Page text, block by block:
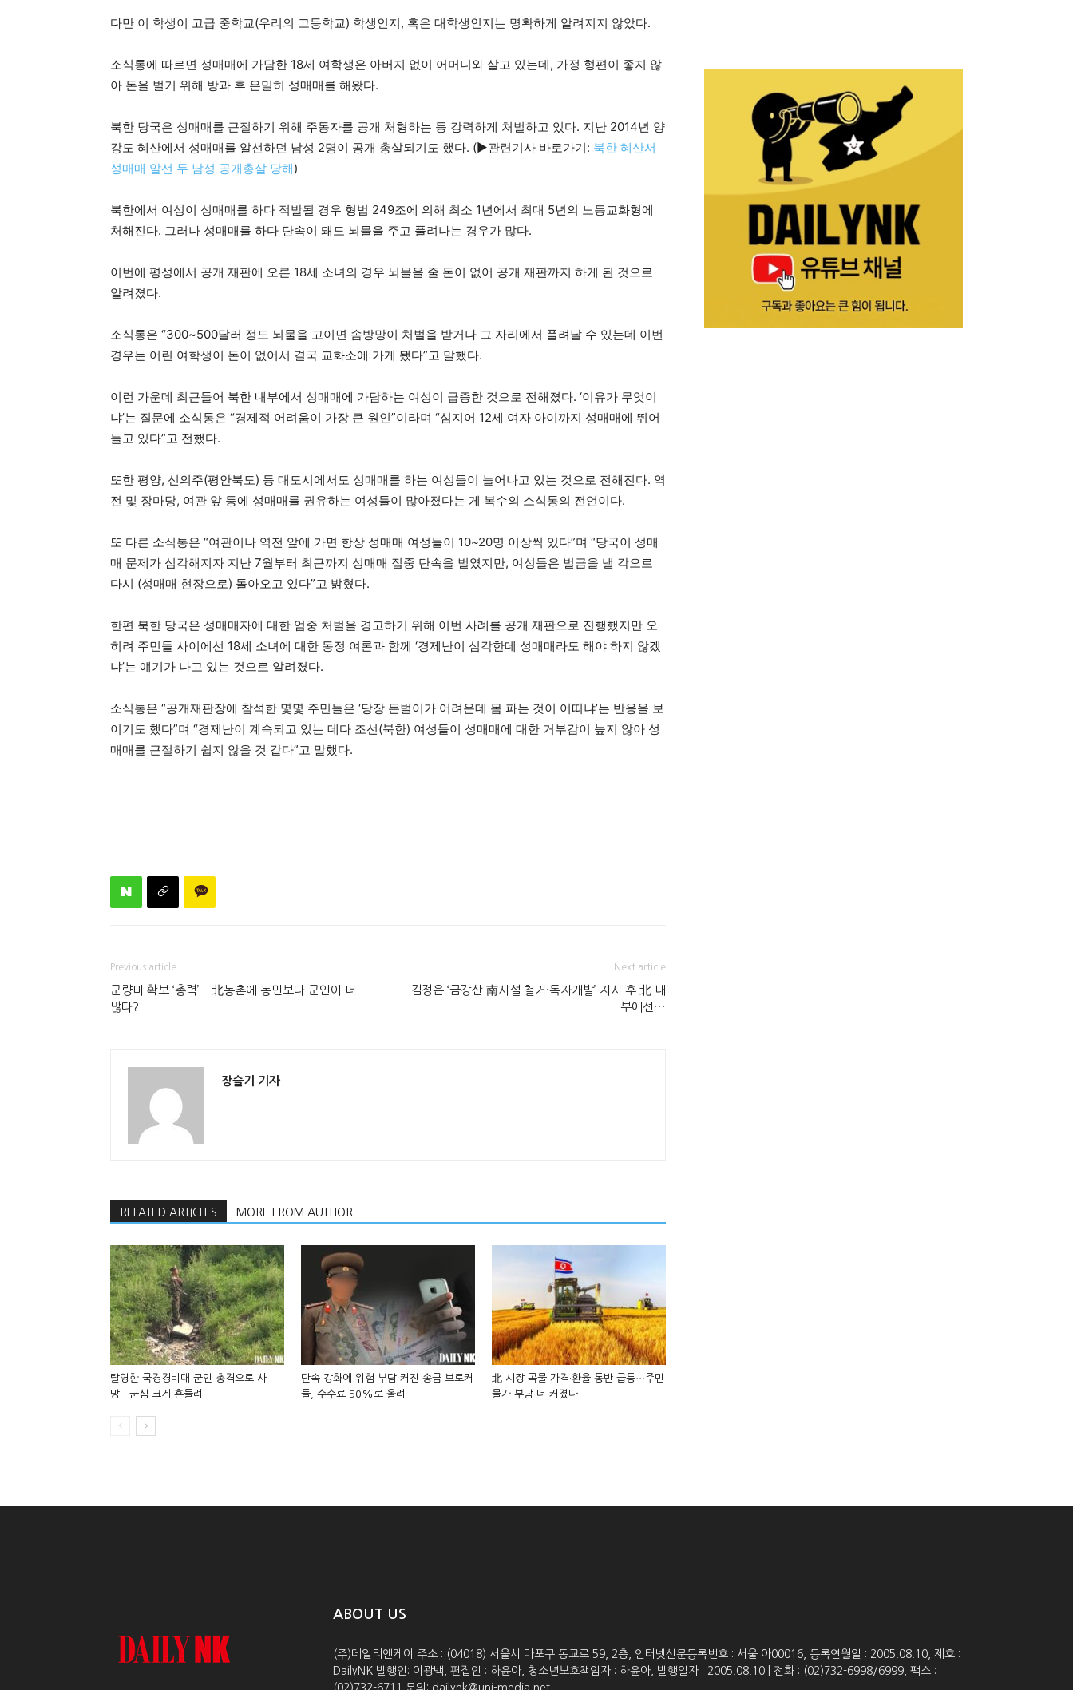
다만 이 학생이 고급 중학교(우리의 고등학교) 학생인지, 혹은 대학생인지는 명확하게 알려지지 않았다.
소식통에 따르면 성매매에 가담한 18세 여학생은 아버지 없이 어머니와 살고 있는데, 가정 형편이 좋지 않
아 돈을 벌기 위해 방과 후 은밀히 성매매를 해왔다.
북한 당국은 성매매를 근절하기 위해 주동자를 공개 처형하는 등 강력하게 처벌하고 있다. 지난 2014년 양
강도 혜산에서 성매매를 알선하던 남성 2명이 공개 총살되기도 했다. (▶관련기사 바로가기: 북한 혜산서
성매매 알선 두 남성 공개총살 당해)
북한에서 여성이 성매매를 하다 적발될 경우 형법 249조에 의해 최소 1년에서 최대 5년의 노동교화형에
처해진다. 그러나 성매매를 하다 단속이 돼도 뇌물을 주고 풀려나는 경우가 많다.
이번에 평성에서 공개 재판에 오른 18세 소녀의 경우 뇌물을 줄 돈이 없어 공개 재판까지 하게 된 것으로
알려졌다.
소식통은 “300~500달러 정도 뇌물을 고이면 솜방망이 처벌을 받거나 그 자리에서 풀려날 수 있는데 이번
경우는 어린 여학생이 돈이 없어서 결국 교화소에 가게 됐다”고 말했다.
이런 가운데 최근들어 북한 내부에서 성매매에 가담하는 여성이 급증한 것으로 전해졌다. ‘이유가 무엇이
냐’는 질문에 소식통은 “경제적 어려움이 가장 큰 원인”이라며 “심지어 12세 여자 아이까지 성매매에 뛰어
들고 있다”고 전했다.
또한 평양, 신의주(평안북도) 등 대도시에서도 성매매를 하는 여성들이 늘어나고 있는 것으로 전해진다. 역
전 및 장마당, 여관 앞 등에 성매매를 권유하는 여성들이 많아졌다는 게 복수의 소식통의 전언이다.
또 다른 소식통은 “여관이나 역전 앞에 가면 항상 성매매 여성들이 10~20명 이상씩 있다”며 “당국이 성매
매 문제가 심각해지자 지난 7월부터 최근까지 성매매 집중 단속을 벌였지만, 여성들은 벌금을 낼 각오로
다시 (성매매 현장으로) 돌아오고 있다”고 밝혔다.
한편 북한 당국은 성매매자에 대한 엄중 처벌을 경고하기 위해 이번 사례를 공개 재판으로 진행했지만 오
히려 주민들 사이에선 18세 소녀에 대한 동정 여론과 함께 ‘경제난이 심각한데 성매매라도 해야 하지 않겠
냐’는 얘기가 나고 있는 것으로 알려졌다.
소식통은 “공개재판장에 참석한 몇몇 주민들은 ‘당장 돈벌이가 어려운데 몸 파는 것이 어떠냐’는 반응을 보
이기도 했다”며 “경제난이 계속되고 있는 데다 조선(북한) 여성들이 성매매에 대한 거부감이 높지 않아 성
매매를 근절하기 쉽지 않을 것 같다”고 말했다.
Previous article
군량미 확보 ‘총력’…北농촌에 농민보다 군인이 더
많다?
Next article
김정은 ‘금강산 南시설 철거·독자개발’ 지시 후 北 내
부에선…
장슬기 기자
RELATED ARTICLES MORE FROM AUTHOR
탈영한 국경경비대 군인 총격으로 사
망…군심 크게 흔들려
단속 강화에 위험 부담 커진 송금 브로커
들, 수수료 50%로 올려
北 시장 곡물 가격·환율 동반 급등…주민
물가 부담 더 커졌다
ABOUT US
(주)데일리엔케이 주소 : (04018) 서울시 마포구 동교로 59, 2층, 인터넷신문등록번호 : 서울 아00016, 등록연월일 : 2005.08.10, 제호 :
DailyNK 발행인: 이광백, 편집인 : 하윤아, 청소년보호책임자 : 하윤아, 발행일자 : 2005.08.10 | 전화 : (02)732-6998/6999, 팩스 :
(02)732-6711 문의: dailynk@uni-media.net